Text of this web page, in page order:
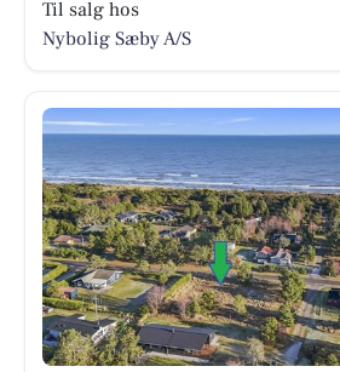
Til salg hos
Nybolig Sæby A/S